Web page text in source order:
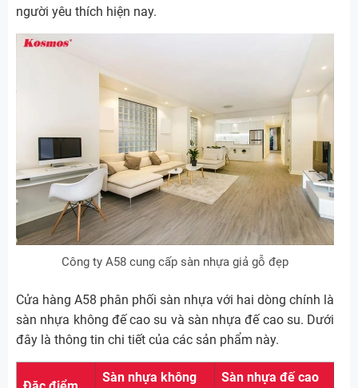
người yêu thích hiện nay.
Công ty A58 cung cấp sàn nhựa giả gỗ đẹp
Cửa hàng A58 phân phối sàn nhựa với hai dòng chính là
sàn nhựa không đế cao su và sàn nhựa đế cao su. Dưới
đây là thông tin chi tiết của các sản phẩm này.
Sàn nhựa không
Sàn nhựa đế cao